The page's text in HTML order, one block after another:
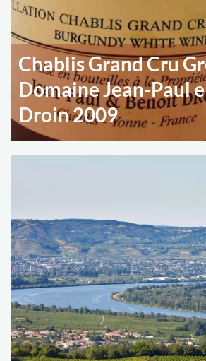
Chablis Grand Cru
Domaine Jean-Paul
Droin 2009